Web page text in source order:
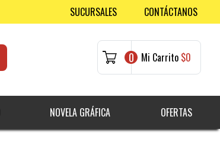
SUCURSALES CONTÁCTANOS
0 Mi Carrito $0
NOVELA GRÁFICA OFERTAS